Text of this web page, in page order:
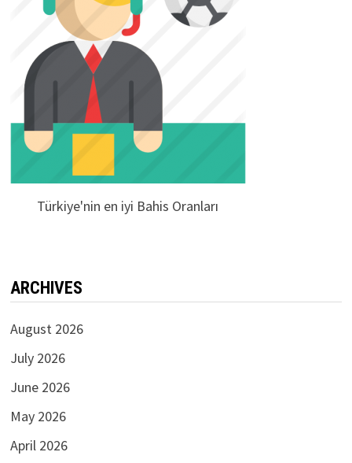
Türkiye'nin en iyi Bahis Oranları
ARCHIVES
August 2026
July 2026
June 2026
May 2026
April 2026